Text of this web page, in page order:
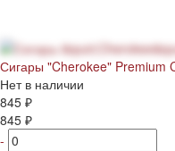
Сигары "Cherokee" Premium
Нет в наличии
845 ₽
845 ₽
-